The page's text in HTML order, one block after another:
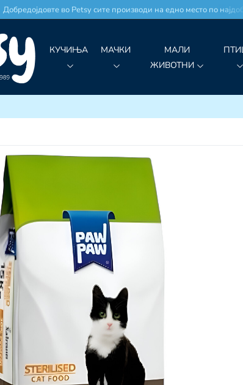
Добредојдовте во Petsy сите производи на едно место по
КУЧИЊА МАЧКИ
МАЛИ
ЖИВОТНИ